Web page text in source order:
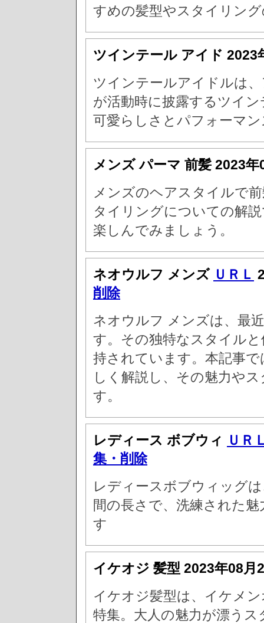
すめの髪型やスタイリン
ツインテール アイド 2023
ツインテールアイドルは
が活動時に披露するツイ
可愛らしさとパフォーマ
メンズ パーマ 前髪 2023年
メンズのヘアスタイルで
タイリングについての解
楽しんでみましょう。
ネオウルフ メンズ ＵＲＬ
削除
ネオウルフ メンズは、最
す。その独特なスタイル
持されています。本記事
しく解説し、その魅力や
す。
レディース ボブウィ
ＵＲ
集・削除
レディースボブウィッグ
間の長さで、洗練された
す
イケオジ 髪型 2023年08月
イケオジ髪型は、イケメ
特集。大人の魅力が漂う